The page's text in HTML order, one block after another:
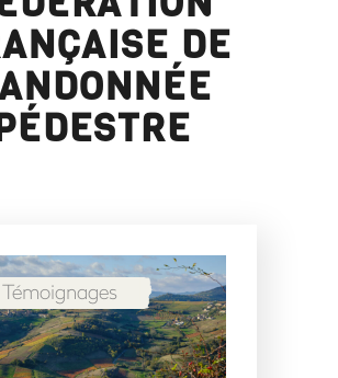
DE
Témoignages